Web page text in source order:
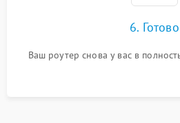
6. Готово
Ваш роутер снова у вас в